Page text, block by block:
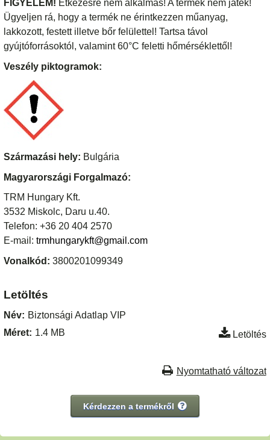
FIGYELEM! Étkezésre nem alkalmas! A termék nem játék!
Ügyeljen rá, hogy a termék ne érintkezzen műanyag,
lakkozott, festett illetve bőr felülettel! Tartsa távol
gyújtóforrásoktól, valamint 60°C feletti hőmérséklettől!
Veszély piktogramok:
Származási hely: Bulgária
Magyarországi Forgalmazó:
TRM Hungary Kft.
3532 Miskolc, Daru u.40.
Telefon: +36 20 404 2570
E-mail:trmhungarykft@gmail.com
Vonalkód: 3800201099349
Letöltés
Név: Biztonsági Adatlap VIP
Méret: 1.4 MB Letöltés
Nyomtatható változat
Kérdezzen a termékről